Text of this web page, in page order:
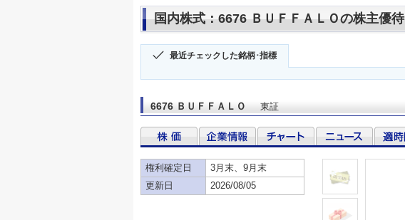
国内株式：6676 ＢＵＦＦＡＬＯの株主優待
最近チェックした銘柄･指標
6676 ＢＵＦＦＡＬＯ 東証
権利確定日
3月末、9月末
更新日
2026/08/05